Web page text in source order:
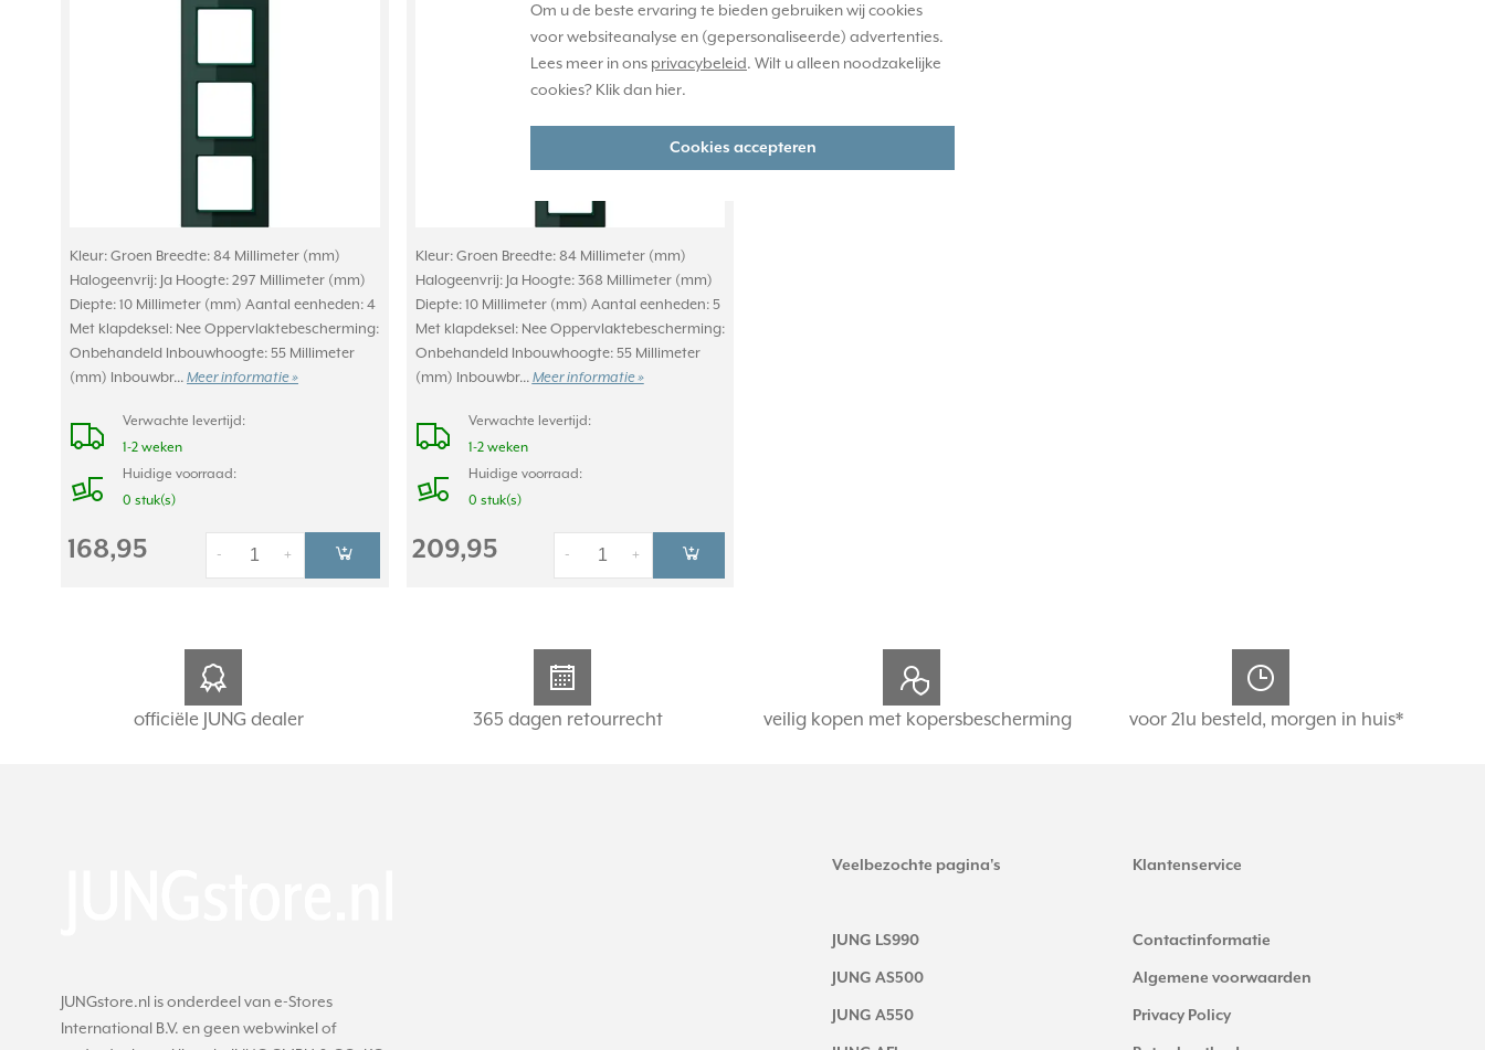
Om u de beste ervaring te bieden gebruiken wij cookies
voor websiteanalyse en (gepersonaliseerde) advertenties.
Lees meer in ons privacybeleid. Wilt u alleen noodzakelijke
cookies? Klik dan hier.
Cookies accepteren
Kleur: Groen Breedte: 84 Millimeter (mm)
Halogeenvrij: Ja Hoogte: 297 Millimeter (mm)
Diepte: 10 Millimeter (mm) Aantal eenheden: 4
Met klapdeksel: Nee Oppervlaktebescherming:
Onbehandeld Inbouwhoogte: 55 Millimeter
(mm) Inbouwbr... Meer informatie »
Verwachte levertijd:
1-2 weken
Huidige voorraad:
0 stuk(s)
168,95 +
-
Kleur: Groen Breedte: 84 Millimeter (mm)
Halogeenvrij: Ja Hoogte: 368 Millimeter (mm)
Diepte: 10 Millimeter (mm) Aantal eenheden: 5
Met klapdeksel: Nee Oppervlaktebescherming:
Onbehandeld Inbouwhoogte: 55 Millimeter
(mm) Inbouwbr... Meer informatie »
Verwachte levertijd:
1-2 weken
Huidige voorraad:
0 stuk(s)
209,95 +
-
officiële JUNG dealer 365 dagen retourrecht veilig kopen met kopersbescherming voor 21u besteld, morgen in huis*
JUNGstore.nl is onderdeel van e-Stores
International B.V. en geen webwinkel of
Veelbezochte pagina's
JUNG LS990
JUNG AS500
JUNG A550
Klantenservice
Contactinformatie
Algemene voorwaarden
Privacy Policy